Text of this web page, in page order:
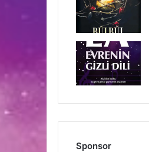
Sponsor